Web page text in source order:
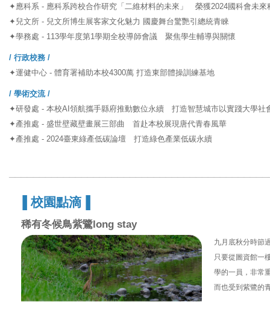
✦應科系 - 應科系跨校合作研究「二維材料的未來」 榮獲2024國科會未來
✦兒文所 - 兒文所博生展客家文化魅力 國慶舞台驚艷引總統青睞
✦學務處 - 113學年度第1學期全校導師會議 聚焦學生輔導與關懷
/ 行政校務 /
✦運健中心 - 體育署補助本校4300萬 打造東部體操訓練基地
/ 學術交流 /
✦研發處 - 本校AI領航攜手縣府推動數位永續 打造智慧城市以實踐大學社
✦產推處 - 盛世壁藏壁畫展三部曲 首赴本校展現唐代青春風華
✦產推處 - 2024臺東綠產低碳論壇 打造綠色產業低碳永續
▐校園點滴
稀有冬候鳥紫鷺long stay
九月底秋分時節
只要從圖資館一
學的一員，非常
而也受到紫鷺的